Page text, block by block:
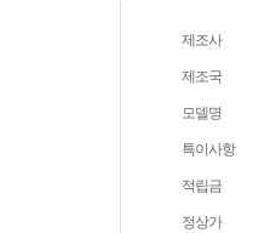
제조사
제조국
모델명
특이사항
적립금
정상가